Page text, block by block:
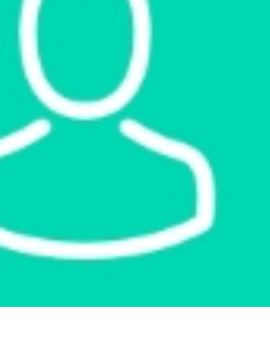
имущество
торгов
имущество